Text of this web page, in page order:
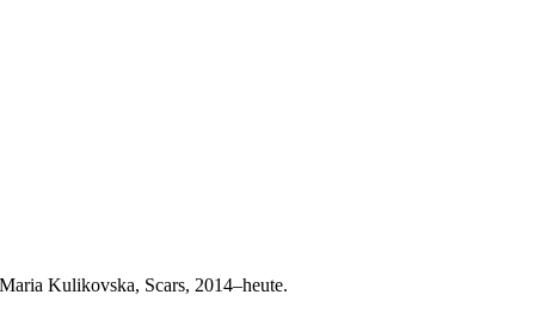
Maria Kulikovska, Scars, 2014–heute.